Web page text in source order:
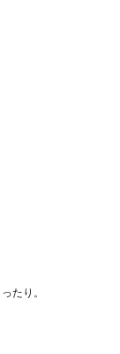
たり。